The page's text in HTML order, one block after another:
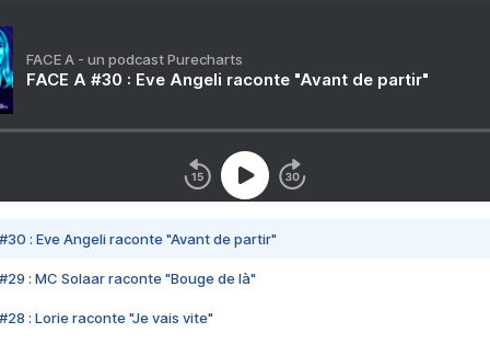
FACE A - un podcast Purecharts
FACE A #30 : Eve Angeli raconte "Avant de partir"
#30 : Eve Angeli raconte "Avant de partir"
#29 : MC Solaar raconte "Bouge de là"
#28 : Lorie raconte "Je vais vite"